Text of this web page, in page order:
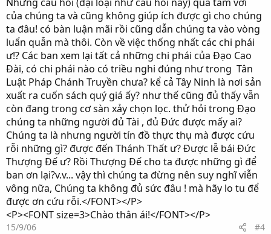
của chúng ta và cũng không giúp ích được gì cho chúng
ta đâu! có bàn luận mãi rồi cũng dẫn chúng ta vào vòng
luẩn quẫn mà thôi. Còn về việc thống nhất các chi phái
ư!? Các ban xem lại tất cả những chi phái của Đạo Cao
Đài, có chi phái nào có triều nghi đúng như trong Tân
Luật Pháp Chánh Truyền chưa? kể cả Tây Ninh là nơi sản
xuất ra cuốn sách quý giá ấy? như thế cũng đủ thấy vẫn
còn đang trong cơ sàn xảy chọn lọc. thử hỏi trong Đạo
chúng ta những người đủ Tài , đủ Đức được mấy ai?
Chúng ta là nhưng người tín đồ thực thụ mà được cứu
rỗi những gì? được đến Thánh Thất ư? Được lễ bái Đức
Thượng Đế ư? Rồi Thượng Đế cho ta được những gì để
ban ơn lại?v.v... vậy thì chúng ta đừng nên suy nghĩ viễn
vông nữa, Chúng ta không đủ sức đâu ! mà hãy lo tu để
được ơn cứu rỗi.</FONT></P>
<P><FONT size=3>Chào thân ái!</FONT></P>
15/9/06 #4